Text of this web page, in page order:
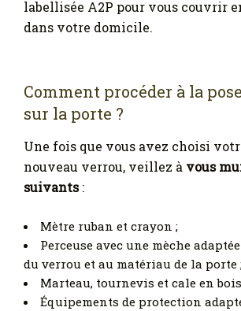
labellisée A2P pour vous couvrir
dans votre domicile.
Comment procéder à la
sur la porte ?
Une fois que vous avez choisi
nouveau verrou, veillez à vous
suivants:
Mètre ruban et crayon ;
Perceuse avec une mèche
du verrou et au matériau de la porte
Marteau, tournevis et cale en
Équipements de protection